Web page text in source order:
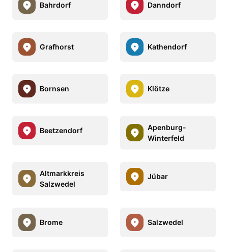
Bahrdorf Danndorf
Grafhorst Kathendorf
Bornsen Klötze
Beetzendorf
Apenburg-
Winterfeld
Altmarkkreis
Salzwedel
Jübar
Brome Salzwedel